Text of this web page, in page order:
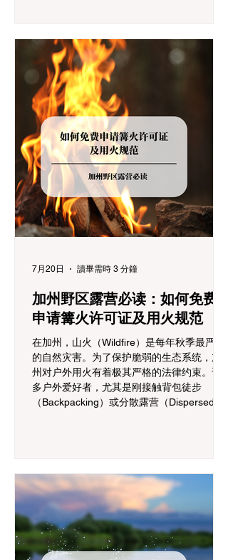
事故。本文将为您系统解析加州的防滑链政
策，帮助您明确自己的车型在不同路况下的
具体要求，并为出行做好充足准备。 一、 核
心概念：看懂加州 R1, R2, R3 管制级别 当恶
劣天气来袭，加州交通局会在公路上启动防
滑链管制，并通过电子路牌指示当前的管制
级别。加州采用三个递进的级别（R1至R3）
来规范通行车辆： R1 管制 (Requirement 1)
规定内容： 所有车辆必须安装防滑链。 豁免
条件： 乘用车（Passenger Vehicles）、轻
型卡车（Light Trucks）只要配备了雪地轮胎
（Snow Tires），即可免装防滑链
加州野区露营必读：如何免费
申请篝火许可证及用火规范
在加州，山火（Wildfire）是每年秋季最严峻
的自然灾害。为了保护脆弱的生态系统，加
州对户外用火有着极其严格的法律约束。许
多户外爱好者，尤其是刚接触背包徒步
（Backpacking）或分散露营（Dispersed
的公共土地上，只要您脱离了成熟的商业或
官方营地，您就必须持有一张合法的 加州篝
火许可证 (California Campfire Permit)。本文
将为您彻底厘清这项规定的适用范围，并提
供手把手的免费申请指南。 一、 核心误区澄
清：只用瓦斯炉做饭，也需要许可证吗？ 这
7月20日 讀畢需時 3 分鐘